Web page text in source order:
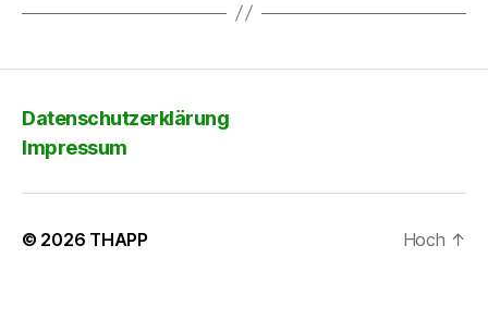
Datenschutzerklärung
Impressum
© 2026 THAPP Hoch ↑